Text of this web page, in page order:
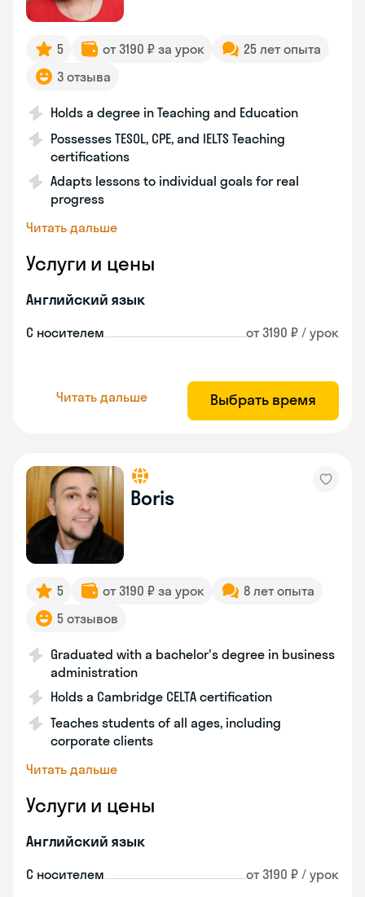
5 от 3190 ₽ за урок
25 лет опыта
3 отзыва
Holds a degree in Teaching and Education
Possesses TESOL, CPE, and IELTS Teaching
certifications
Adapts lessons to individual goals for real
progress
Читать дальше
Услуги и цены
Английский язык
С носителем от 3190 ₽ / урок
Читать дальше Выбрать время
Boris
5 от 3190 ₽ за урок
8 лет опыта
5 отзывов
Graduated with a bachelor's degree in business
administration
Holds a Cambridge CELTA certification
Teaches students of all ages, including
corporate clients
Читать дальше
Услуги и цены
Английский язык
С носителем от 3190 ₽ / урок